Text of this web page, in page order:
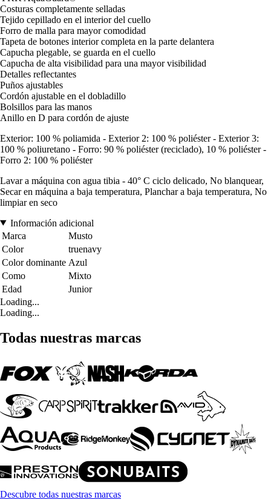
Costuras completamente selladas
Tejido cepillado en el interior del cuello
Forro de malla para mayor comodidad
Tapeta de botones interior completa en la parte delantera
Capucha plegable, se guarda en el cuello
Capucha de alta visibilidad para una mayor visibilidad
Detalles reflectantes
Puños ajustables
Cordón ajustable en el dobladillo
Bolsillos para las manos
Anillo en D para cordón de ajuste
Exterior: 100 % poliamida - Exterior 2: 100 % poliéster - Exterior 3:
100 % poliuretano - Forro: 90 % poliéster (reciclado), 10 % poliéster -
Forro 2: 100 % poliéster
Lavar a máquina con agua tibia - 40° C ciclo delicado, No blanquear,
Secar en máquina a baja temperatura, Planchar a baja temperatura, No
limpiar en seco
Información adicional
Marca
Musto
Color
truenavy
Color dominante Azul
Como
Mixto
Edad
Junior
Loading...
Loading...
Todas nuestras marcas
Descubre todas nuestras marcas